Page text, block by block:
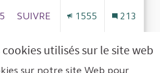
utilisés sur le site web
sur notre site Web pour
255 ABONNÉS
SUIVRE
1555 213
VOIR LA PROPOSITIONLES